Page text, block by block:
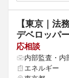
【東京｜法
デベロッパ
電池業界/カ
日本のエネ
応相談
内部監査・内
エネルギー